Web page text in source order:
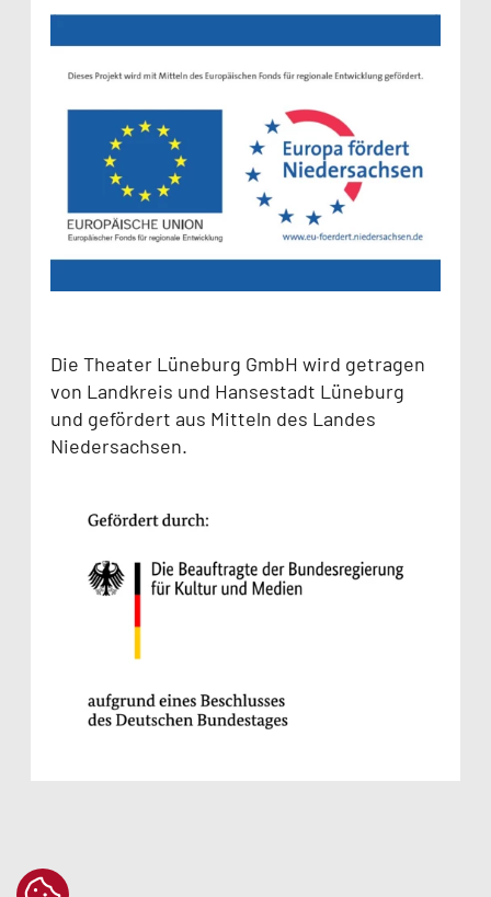
Die Theater Lüneburg GmbH wird getragen
von Landkreis und Hansestadt Lüneburg
und gefördert aus Mitteln des Landes
Niedersachsen.